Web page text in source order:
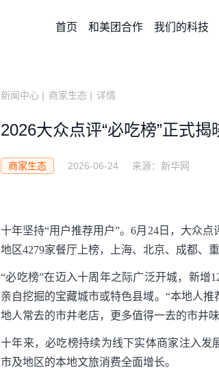
首页 和美团合作 我们的科技
新闻中心 | 商家生态 | 详情
2026大众点评“必吃榜”正式
商家生态 2026-06-24 来源：新华网
十年坚持“用户推荐用户”。6月24日，大众
地区4279家餐厅上榜，上海、北京、成都、
“必吃榜”在迈入十周年之际广泛开城，新增
亲自挖掘的宝藏城市或特色县域。“本地人
地人常去的市井老店，更多值得一去的市井味
十年来，必吃榜持续为线下实体商家注入发
市及地区的本地文旅消费全面增长。